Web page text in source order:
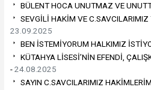
BÜLENT HOCA UNUTMAZ VE
SEVGİLİ HAKİM VE C.SAVCILARIMIZ
23.09.2025
BEN İSTEMİYORUM HALKIMIZ
KÜTAHYA LİSESİ’NİN EFENDİ,
-24.08.2025
SAYIN C.SAVCILARIMIZ